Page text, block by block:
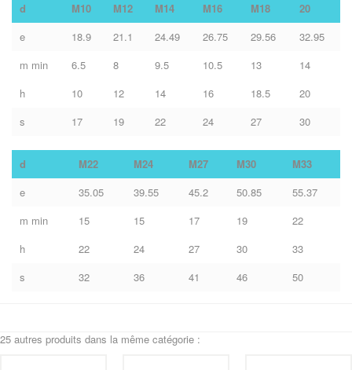
d M10 M12 M14 M16 M18
20
e
18.9 21.1 24.49 26.75 29.56
32.95
m min
6.5 8 9.5 10.5 13
14
h
10 12 14 16 18.5
20
s
17 19 22 24 27 30
d M22 M24 M27 M30
M33
e
35.05 39.55 45.2 50.85
55.37
m min
15 15 17 19
22
h
22 24 27 30
33
s
32 36 41 46 50
25 autres produits dans la même catégorie :